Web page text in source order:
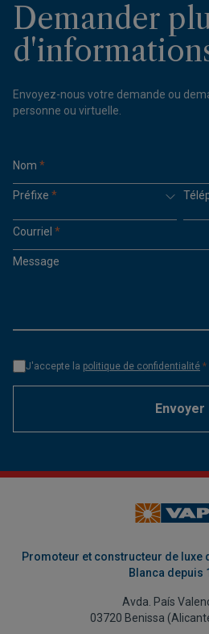
Demander
Envoyez-nous votre demande ou
personne ou virtuelle.
Nom *
Préfixe *
Courriel *
Message
J'accepte la politique de confidentialité *
Envoyer
Promoteur et constructeur de luxe
Blanca depuis
Avda. País
03720 Benissa